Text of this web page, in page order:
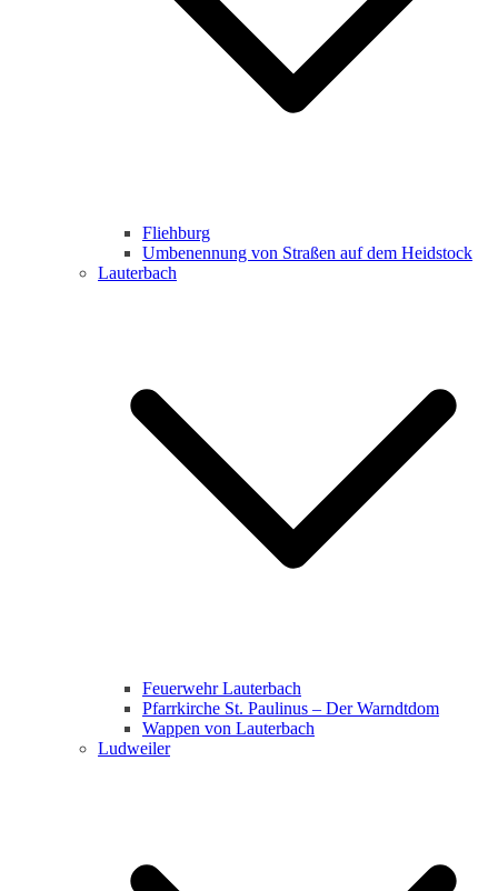
Fliehburg
Umbenennung von Straßen auf dem Heidstock
Lauterbach
Feuerwehr Lauterbach
Pfarrkirche St. Paulinus – Der Warndtdom
Wappen von Lauterbach
Ludweiler